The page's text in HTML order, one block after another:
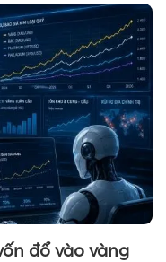
đổ vào vàng